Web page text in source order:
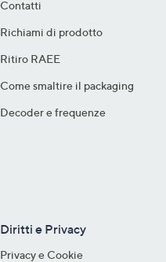
Contatti
Richiami di prodotto
Ritiro RAEE
Come smaltire il packaging​
Decoder e frequenze​
Diritti e Privacy
Privacy e Cookie